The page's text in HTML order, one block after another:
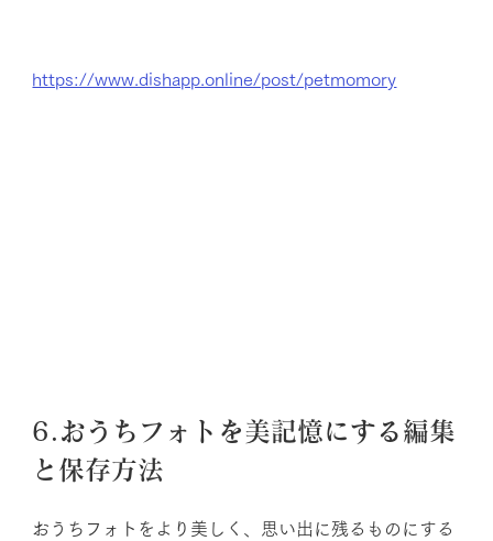
https://www.dishapp.online/post/petmomory
6.おうちフォトを美記憶にする編集
と保存方法
おうちフォトをより美しく、思い出に残るものにする